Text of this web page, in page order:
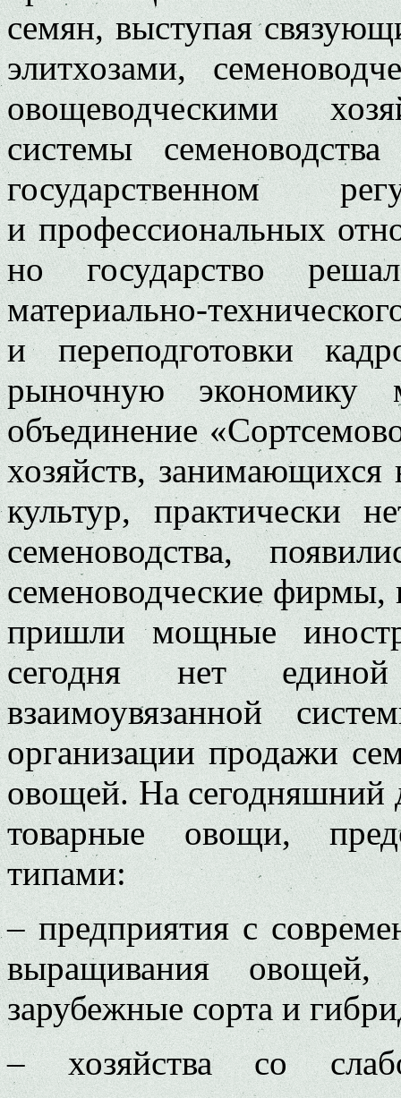
семян, выступая
элитхозами,
овощеводческими
системы
государственном
и профессиональных
но государство
материально-
и переподготовки
рыночную экономику
объединение
хозяйств,
культур, практически
семеноводства,
семеноводческие
пришли мощные
сегодня нет единой
взаимоувязанной
организации продажи
овощей. На сегодняшний
товарные овощи,
типами:
– предприятия с
выращивания
зарубежные сорта и
– хозяйства со